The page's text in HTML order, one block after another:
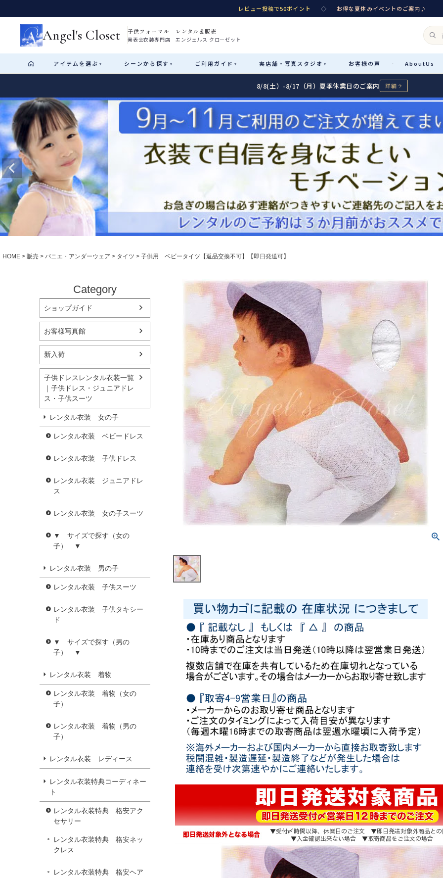
レビュー投稿で50ポイント ◇ お得な夏休みイベントのご案内♪
Angel's Closet 子供フォーマル レンタル&販売
発表会衣装専門店 エンジェルス クローゼット
アイテム を選ぶ ▾ シーンから探す ▾ ご利用ガイド ▾ 実店舗・ 写真スタジオ ▾ お客様の声 · AboutUs
カテゴリ詳細→ サイズで選ぶ→
Rental レンタル
女の子ドレス
小物・アクセ パニエ
アウター レディース
Sale販売
コスチューム
アクセサリー
性別・サイズで絞り込む→
Recital & Concours
舞台で輝くステージ衣装
Wedding
フラワーガール・リングボーイ・ゲスト きちんと感のあるフォーマル
Start はじめに
01 ショップガイド（総合案内）
レンタル・販売の入口
02 サイズの選び方
測り方と目安
Angel's Closetについて
創業2003年からの想い
Rentalレンタル
04 レンタルのご案内
予約・配送・返却・料金
レンタルの流れ
06 あんしんパック
汚れ・キズ・破損の補償
Atelier
実店舗 つくば店
Tsukuba Boutique
〒 茨城県土浦市大町14-16-1F
10:00–18:00（完全予約制）
月曜日
店舗を予約する →
Photography
写真スタジオ APS
Angel's Photo Studio
対応 七五三・発表会・記念撮影
Web または お電話
特典 ヘアメイク・着付け
スタジオを予約 →
8/8(土）-8/17（月）夏季休業日のご案内 詳細
HOME 販売 パニエ・アンダーウェア タイツ 子供用 ベビータイツ【返品交換不可】【即日発送可】
Category
ショップガイド
お客様写真館
新入荷
子供ドレスレンタル衣装一覧
｜子供ドレス・ジュニアドレ
ス・子供スーツ
レンタル衣装 女の子
レンタル衣装 ベビードレス
レンタル衣装 子供ドレス
レンタル衣装 ジュニアドレ
ス
レンタル衣装 女の子スーツ
▼ サイズで探す（女の
子） ▼
レンタル衣装 男の子
レンタル衣装 子供スーツ
レンタル衣装 子供タキシー
ド
▼ サイズで探す（男の
子） ▼
レンタル衣装 着物
レンタル衣装 着物（女の
子）
レンタル衣装 着物（男の
子）
レンタル衣装 レディース
レンタル衣装特典コーディネー
ト
レンタル衣装特典 格安アク
セサリー
レンタル衣装特典 格安ネッ
クレス
レンタル衣装特典 格安ヘア